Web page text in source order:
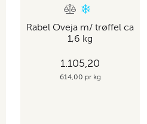
Rabel Oveja m/ trøffel ca
1,6 kg
1.105,20
614,00 pr kg